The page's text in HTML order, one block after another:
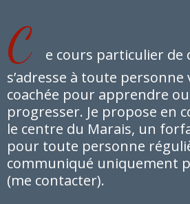
C
e cours particulier de
s’adresse à toute
coachée pour apprendre
progresser. Je propose en
le centre du Marais, un
pour toute personne
communiqué uniquement
(me contacter).